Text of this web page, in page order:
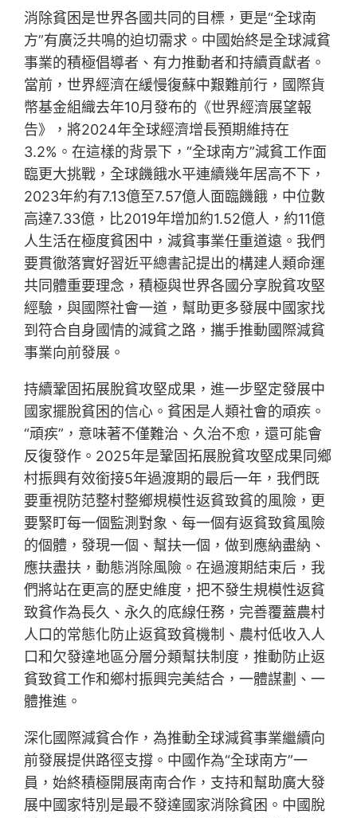
消除貧困是世界各國共同的目標，更是“全球南
方”有廣泛共鳴的迫切需求。中國始終是全球減貧
事業的積極倡導者、有力推動者和持續貢獻者。
當前，世界經濟在緩慢復蘇中艱難前行，國際貨
幣基金組織去年10月發布的《世界經濟展望報
告》，將2024年全球經濟增長預期維持在
3.2%。在這樣的背景下，“全球南方”減貧工作面
臨更大挑戰，全球饑餓水平連續幾年居高不下，
2023年約有7.13億至7.57億人面臨饑餓，中位數
高達7.33億，比2019年增加約1.52億人，約11億
人生活在極度貧困中，減貧事業任重道遠。我們
要貫徹落實好習近平總書記提出的構建人類命運
共同體重要理念，積極與世界各國分享脫貧攻堅
經驗，與國際社會一道，幫助更多發展中國家找
到符合自身國情的減貧之路，攜手推動國際減貧
事業向前發展。
持續鞏固拓展脫貧攻堅成果，進一步堅定發展中
國家擺脫貧困的信心。貧困是人類社會的頑疾。
“頑疾”，意味著不僅難治、久治不愈，還可能會
反復發作。2025年是鞏固拓展脫貧攻堅成果同鄉
村振興有效銜接5年過渡期的最后一年，我們既
要重視防范整村整鄉規模性返貧致貧的風險，更
要緊盯每一個監測對象、每一個有返貧致貧風險
的個體，發現一個、幫扶一個，做到應納盡納、
應扶盡扶，動態消除風險。在過渡期結束后，我
們將站在更高的歷史維度，把不發生規模性返貧
致貧作為長久、永久的底線任務，完善覆蓋農村
人口的常態化防止返貧致貧機制、農村低收入人
口和欠發達地區分層分類幫扶制度，推動防止返
貧致貧工作和鄉村振興完美結合，一體謀劃、一
體推進。
深化國際減貧合作，為推動全球減貧事業繼續向
前發展提供路徑支撐。中國作為“全球南方”一
員，始終積極開展南南合作，支持和幫助廣大發
展中國家特別是最不發達國家消除貧困。中國脫